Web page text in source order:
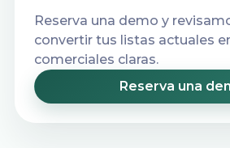
Reserva una demo y
convertir tus listas actuales
comerciales claras.
Reserva una